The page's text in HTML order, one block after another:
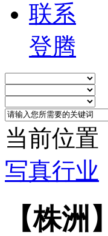
联系
登腾
当前位置
写真行业
【株